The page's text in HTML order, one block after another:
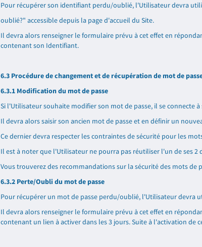
Pour récupérer son identifiant perdu/oublié, l'Utilisateur devra
oublié?" accessible depuis la page d'accueil du Site.
Il devra alors renseigner le formulaire prévu à cet effet en
contenant son Identifiant.
6.3 Procédure de changement et de récupération de mot de
6.3.1 Modification du mot de passe
Si l'Utilisateur souhaite modifier son mot de passe, il se connecte
Il devra alors saisir son ancien mot de passe et en définir un
Ce dernier devra respecter les contraintes de sécurité pour les
Il est à noter que l'Utilisateur ne pourra pas réutiliser l'un de ses 2
Vous trouverez des recommandations sur la sécurité des mots de
6.3.2 Perte/Oubli du mot de passe
Pour récupérer un mot de passe perdu/oublié, l'Utilisateur devra
Il devra alors renseigner le formulaire prévu à cet effet en
contenant un lien à activer dans les 3 jours. Suite à l'activation de